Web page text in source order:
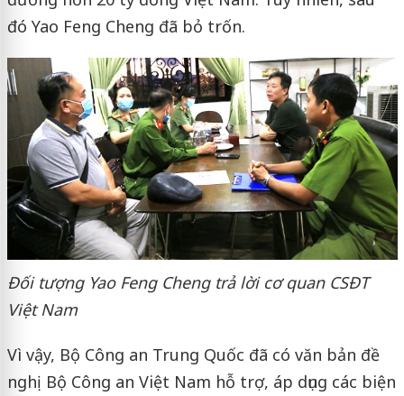
đó Yao Feng Cheng đã bỏ trốn.
Đối tượng Yao Feng Cheng trả lời cơ quan CSĐT
Việt Nam
Vì vậy, Bộ Công an Trung Quốc đã có văn bản đề
nghị Bộ Công an Việt Nam hỗ trợ, áp dụng các biện